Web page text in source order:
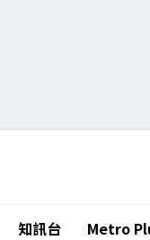
知訊台 Metro